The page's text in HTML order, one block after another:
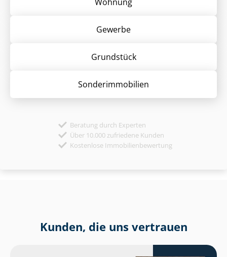
Gewerbe
Grund­stück
Sonder­immobilien
Beratung durch Experten
Über 10.000 zufriedene Kunden
Kostenlose Immobilienbewertung
Kunden, die uns vertrauen